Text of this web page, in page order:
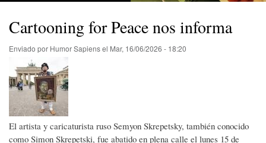
Cartooning for Peace nos informa
Enviado por Humor Sapiensel Mar, 16/06/2026 - 18:20
El artista y caricaturista ruso Semyon Skrepetsky, también conocido
como Simon Skrepetski, fue abatido en plena calle el lunes 15 de